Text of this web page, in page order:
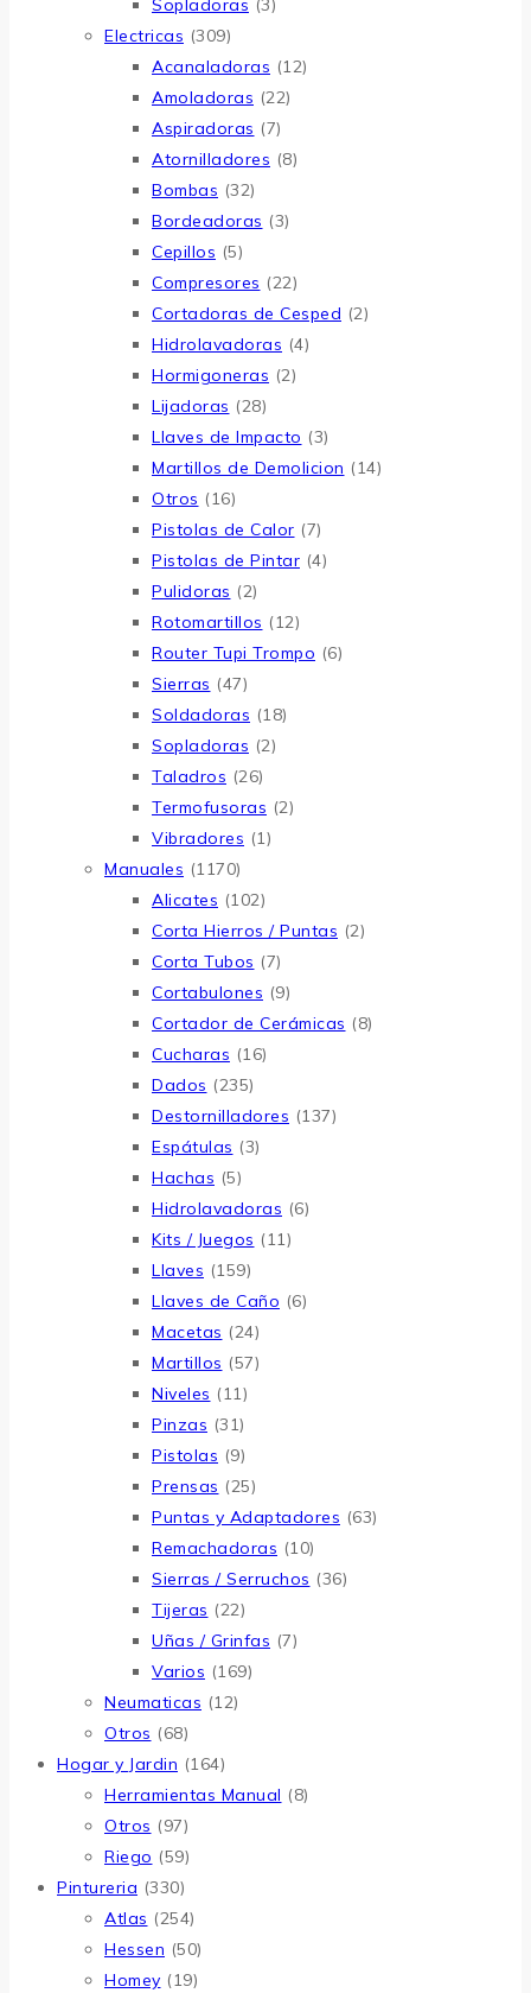
Sopladoras (3)
Electricas (309)
Acanaladoras (12)
Amoladoras (22)
Aspiradoras (7)
Atornilladores (8)
Bombas (32)
Bordeadoras (3)
Cepillos (5)
Compresores (22)
Cortadoras de Cesped (2)
Hidrolavadoras (4)
Hormigoneras (2)
Lijadoras (28)
Llaves de Impacto (3)
Martillos de Demolicion (14)
Otros (16)
Pistolas de Calor (7)
Pistolas de Pintar (4)
Pulidoras (2)
Rotomartillos (12)
Router Tupi Trompo (6)
Sierras (47)
Soldadoras (18)
Sopladoras (2)
Taladros (26)
Termofusoras (2)
Vibradores (1)
Manuales (1170)
Alicates (102)
Corta Hierros / Puntas (2)
Corta Tubos (7)
Cortabulones (9)
Cortador de Cerámicas (8)
Cucharas (16)
Dados (235)
Destornilladores (137)
Espátulas (3)
Hachas (5)
Hidrolavadoras (6)
Kits / Juegos (11)
Llaves (159)
Llaves de Caño (6)
Macetas (24)
Martillos (57)
Niveles (11)
Pinzas (31)
Pistolas (9)
Prensas (25)
Puntas y Adaptadores (63)
Remachadoras (10)
Sierras / Serruchos (36)
Tijeras (22)
Uñas / Grinfas (7)
Varios (169)
Neumaticas (12)
Otros (68)
Hogar y Jardin (164)
Herramientas Manual (8)
Otros (97)
Riego (59)
Pintureria (330)
Atlas (254)
Hessen (50)
Homey (19)